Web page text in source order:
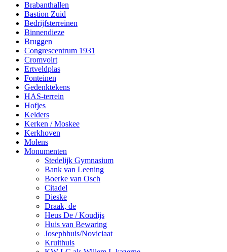
Brabanthallen
Bastion Zuid
Bedrijfsterreinen
Binnendieze
Bruggen
Congrescentrum 1931
Cromvoirt
Ertveldplas
Fonteinen
Gedenktekens
HAS-terrein
Hofjes
Kelders
Kerken / Moskee
Kerkhoven
Molens
Monumenten
Stedelijk Gymnasium
Bank van Leening
Boerke van Osch
Citadel
Dieske
Draak, de
Heus De / Koudijs
Huis van Bewaring
Josephhuis/Noviciaat
Kruithuis